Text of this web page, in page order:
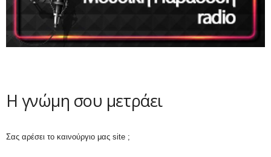
Η γνώμη σου μετράει
Σας αρέσει το καινούργιο μας site ;